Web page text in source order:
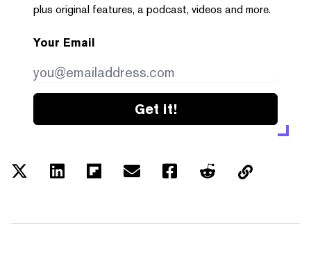
plus original features, a podcast, videos and more.
Your Email
Get it!